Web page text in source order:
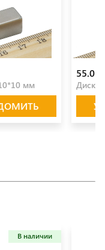
мм
55.0 ₽
Диск
В наличии